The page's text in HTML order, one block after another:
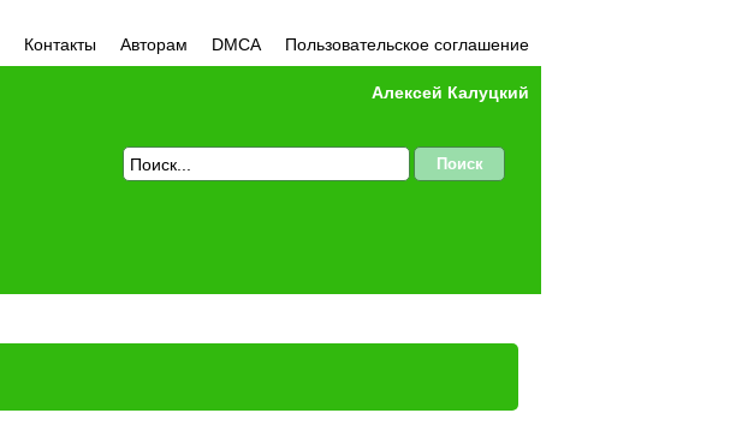
Контакты Авторам DMCA Пользовательское соглашение
Алексей Калуцкий